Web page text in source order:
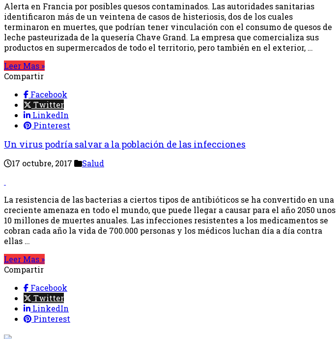
Alerta en Francia por posibles quesos contaminados. Las autoridades sanitarias
identificaron más de un veintena de casos de histeriosis, dos de los cuales
terminaron en muertes, que podrían tener vinculación con el consumo de quesos de
leche pasteurizada de la quesería Chave Grand. La empresa que comercializa sus
productos en supermercados de todo el territorio, pero también en el exterior, …
Leer Mas »
Compartir
Facebook
Twitter
LinkedIn
Pinterest
Un virus podría salvar a la población de las infecciones
17 octubre, 2017 Salud
La resistencia de las bacterias a ciertos tipos de antibióticos se ha convertido en una
creciente amenaza en todo el mundo, que puede llegar a causar para el año 2050 unos
10 millones de muertes anuales. Las infecciones resistentes a los medicamentos se
cobran cada año la vida de 700.000 personas y los médicos luchan día a día contra
ellas …
Leer Mas »
Compartir
Facebook
Twitter
LinkedIn
Pinterest